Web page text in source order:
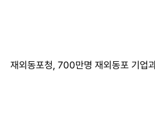
재외동포청, 700만명 재외동포 기업